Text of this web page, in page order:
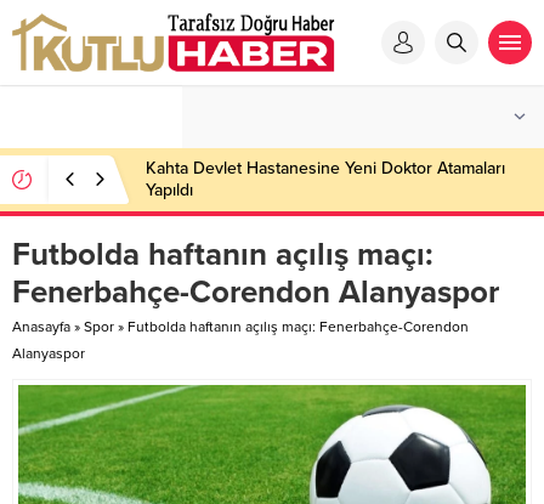
Kahta Devlet Hastanesine Yeni Doktor Atamaları
Yapıldı
Futbolda haftanın açılış maçı:
Fenerbahçe-Corendon Alanyaspor
Anasayfa » Spor » Futbolda haftanın açılış maçı: Fenerbahçe-Corendon
Alanyaspor